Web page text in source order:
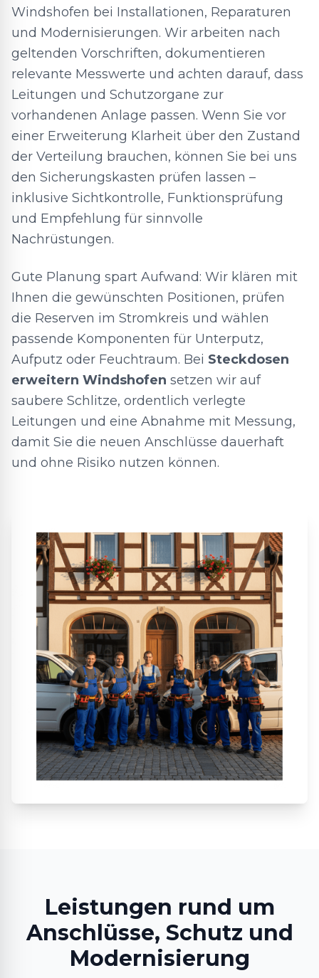
Windshofen bei Installationen, Reparaturen
und Modernisierungen. Wir arbeiten nach
geltenden Vorschriften, dokumentieren
relevante Messwerte und achten darauf, dass
Leitungen und Schutzorgane zur
vorhandenen Anlage passen. Wenn Sie vor
einer Erweiterung Klarheit über den Zustand
der Verteilung brauchen, können Sie bei uns
den Sicherungskasten prüfen lassen –
inklusive Sichtkontrolle, Funktionsprüfung
und Empfehlung für sinnvolle
Nachrüstungen.
Gute Planung spart Aufwand: Wir klären mit
Ihnen die gewünschten Positionen, prüfen
die Reserven im Stromkreis und wählen
passende Komponenten für Unterputz,
Aufputz oder Feuchtraum. Bei Steckdosen
erweitern Windshofen setzen wir auf
saubere Schlitze, ordentlich verlegte
Leitungen und eine Abnahme mit Messung,
damit Sie die neuen Anschlüsse dauerhaft
und ohne Risiko nutzen können.
Leistungen rund um
Anschlüsse, Schutz und
Modernisierung